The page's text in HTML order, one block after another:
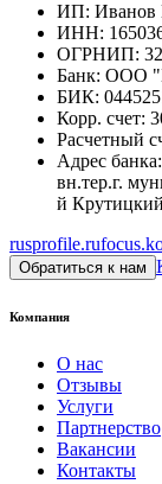
ИП: Иванов
ИНН:
ОГРНИП:
Банк: ООО
БИК:
Корр. счет:
Расчетный
Адрес банка:
вн.тер.г.
й
rusprofile.ru
Обратиться к нам
Компания
О нас
Отзывы
Услуги
Партнерство
Вакансии
Контакты